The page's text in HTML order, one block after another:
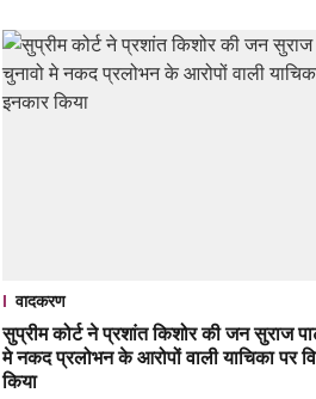
वादकरण
सुप्रीम कोर्ट ने प्रशांत किशोर की जन सुराज
मे नकद प्रलोभन के आरोपों वाली याचिका पर
किया